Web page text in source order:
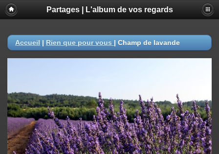
Partages | L'album de vos regards
Accueil | Rien que pour vous | Champ de lavande